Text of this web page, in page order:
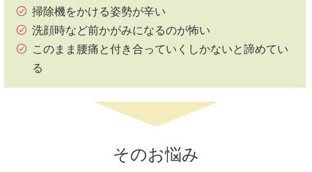
掃除機をかける姿勢が辛い
洗顔時など前かがみになるのが怖い
このまま腰痛と付き合っていくしかないと諦めてい
る
そのお悩み